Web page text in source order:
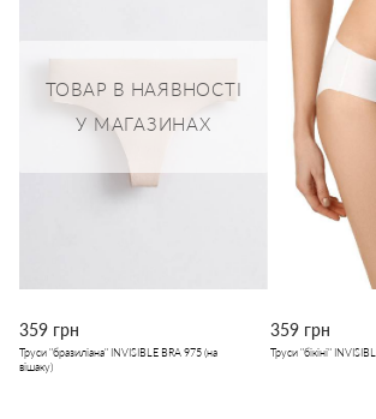
ТОВАР В НАЯВНОСТІ
У МАГАЗИНАХ
359 грн
Труси "бразиліана" INVISIBLE BRA 975 (на
вішаку)
359 грн
Труси "бікіні"